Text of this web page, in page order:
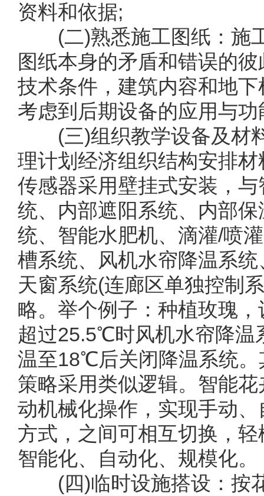
资料和依据;
(二)熟悉施工图纸：施
图纸本身的矛盾和错误的
技术条件，建筑内容和地
考虑到后期设备的应用与
(三)组织教学设备及材
理计划经济组织结构安排
传感器采用壁挂式安装，
统、内部遮阳系统、内部
统、智能水肥机、滴灌/喷
槽系统、风机水帘降温系
天窗系统(连廊区单独控制
略。举个例子：种植玫瑰
超过25.5℃时风机水帘降温
温至18℃后关闭降温系统
策略采用类似逻辑。智能
动机械化操作，实现手动
方式，之间可相互切换，
智能化、自动化、规模化。
(四)临时设施搭设：按